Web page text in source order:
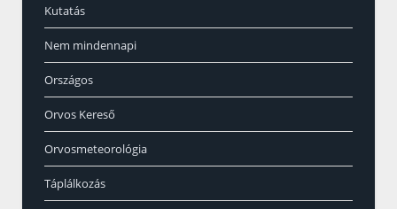
Kutatás
Nem mindennapi
Országos
Orvos Kereső
Orvosmeteorológia
Táplálkozás